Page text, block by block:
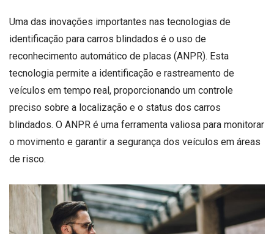
Uma das inovações importantes nas tecnologias de
identificação para carros blindados é o uso de
reconhecimento automático de placas (ANPR). Esta
tecnologia permite a identificação e rastreamento de
veículos em tempo real, proporcionando um controle
preciso sobre a localização e o status dos carros
blindados. O ANPR é uma ferramenta valiosa para monitorar
o movimento e garantir a segurança dos veículos em áreas
de risco.